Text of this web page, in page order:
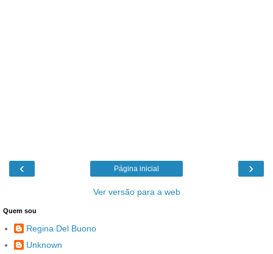
‹ ›
Página inicial
Ver versão para a web
Quem sou
Regina Del Buono
Unknown